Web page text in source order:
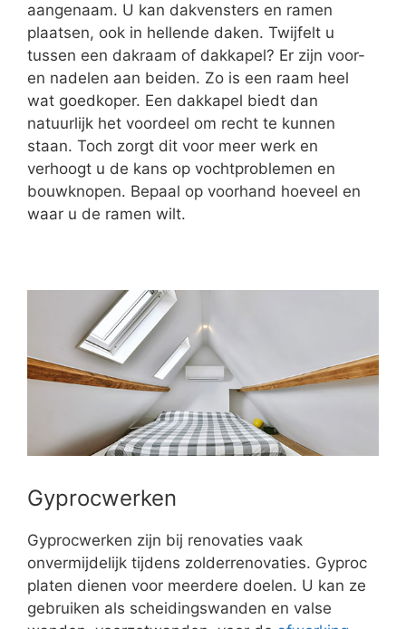
aangenaam. U kan dakvensters en ramen
plaatsen, ook in hellende daken. Twijfelt u
tussen een dakraam of dakkapel? Er zijn voor-
en nadelen aan beiden. Zo is een raam heel
wat goedkoper. Een dakkapel biedt dan
natuurlijk het voordeel om recht te kunnen
staan. Toch zorgt dit voor meer werk en
verhoogt u de kans op vochtproblemen en
bouwknopen. Bepaal op voorhand hoeveel en
waar u de ramen wilt.
Gyprocwerken
Gyprocwerken zijn bij renovaties vaak
onvermijdelijk tijdens zolderrenovaties. Gyproc
platen dienen voor meerdere doelen. U kan ze
gebruiken als scheidingswanden en valse